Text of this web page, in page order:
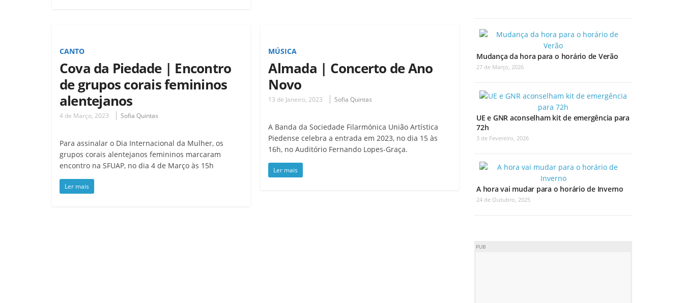
CANTO
Cova da Piedade | Encontro
de grupos corais femininos
alentejanos
4 de Março, 2023 Sofia Quintas
Para assinalar o Dia Internacional da Mulher, os
grupos corais alentejanos femininos marcaram
encontro na SFUAP, no dia 4 de Março às 15h
Ler mais
MÚSICA
Almada | Concerto de Ano
Novo
13 de Janeiro, 2023 Sofia Quintas
A Banda da Sociedade Filarmónica União Artística
Piedense celebra a entrada em 2023, no dia 15 às
16h, no Auditório Fernando Lopes-Graça.
Ler mais
Mudança da hora para o horário de Verão
27 de Março, 2026
UE e GNR aconselham kit de emergência para
72h
3 de Fevereiro, 2026
A hora vai mudar para o horário de Inverno
24 de Outubro, 2025
PUB